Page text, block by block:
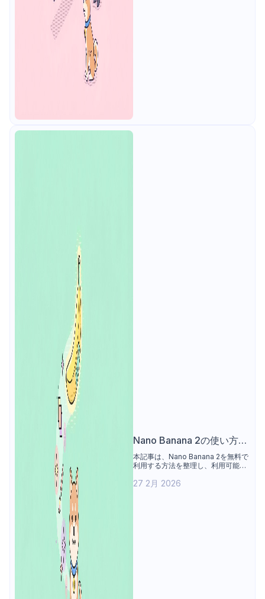
Nano Banana 2の使い方：
無料アクセス手段の整理
本記事は、Nano Banana 2を無料で
利用する方法を整理し、利用可能な
制限を紹介する。あわせて、生成モ
27 2月 2026